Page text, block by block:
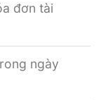
đơn tài
ngày